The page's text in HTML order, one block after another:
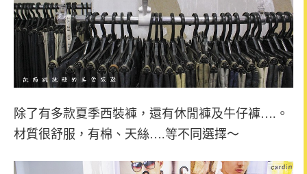
除了有多款夏季西裝褲，還有休閒褲及牛仔褲….。
材質很舒服，有棉、天絲….等不同選擇～